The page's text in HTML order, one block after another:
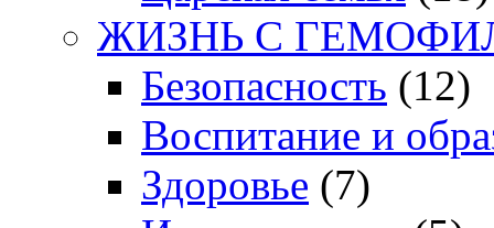
ЖИЗНЬ С
Безопасность (12)
Воспитание и
Здоровье (7)